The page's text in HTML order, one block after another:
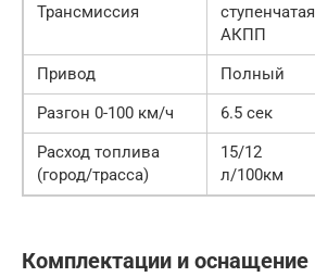
Трансмиссия
ступенчатая
АКПП
Привод
Полный
Разгон 0-100 км/ч
6.5 сек
Расход топлива
(город/трасса)
15/12
л/100км
Комплектации и оснащение